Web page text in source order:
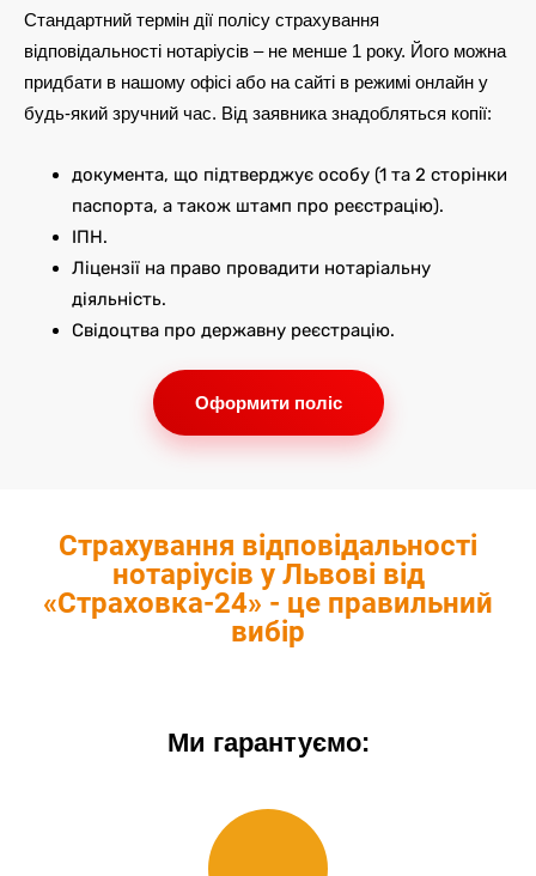
Стандартний термін дії полісу страхування
відповідальності нотаріусів – не менше 1 року. Його можна
придбати в нашому офісі або на сайті в режимі онлайн у
будь-який зручний час. Від заявника знадобляться копії:
документа, що підтверджує особу (1 та 2 сторінки
паспорта, а також штамп про реєстрацію).
ІПН.
Ліцензії на право провадити нотаріальну
діяльність.
Свідоцтва про державну реєстрацію.
Оформити поліс
Страхування відповідальності
нотаріусів у Львові від
«Страховка-24» - це правильний
вибір
Ми гарантуємо: